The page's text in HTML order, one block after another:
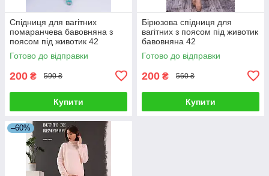
Спідниця для вагітних
помаранчева бавовняна з
поясом під животик 42
Готово до відправки
200 ₴ 590 ₴
Купити
Бірюзова спідниця для
вагітних з поясом під животик
бавовняна 42
Готово до відправки
200 ₴ 560 ₴
Купити
–60%